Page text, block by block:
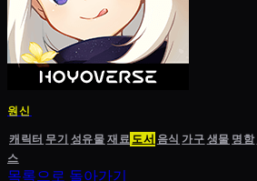
원신
캐릭터 무기 성유물재료도서 음식 가구생물 명함
스
목록으로 돌아가기